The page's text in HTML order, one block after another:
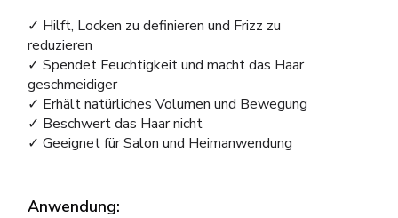
✓ Hilft, Locken zu definieren und Frizz zu
reduzieren
✓ Spendet Feuchtigkeit und macht das Haar
geschmeidiger
✓ Erhält natürliches Volumen und Bewegung
✓ Beschwert das Haar nicht
✓ Geeignet für Salon und Heimanwendung
Anwendung: